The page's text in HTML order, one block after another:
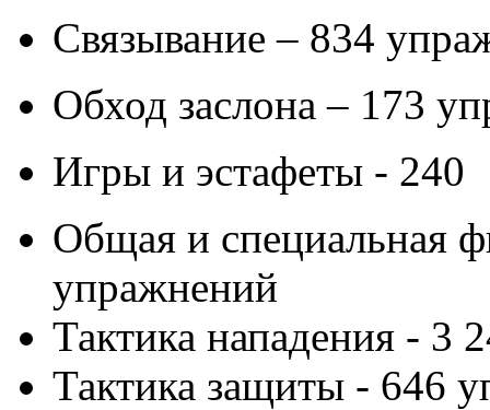
Связывание – 834
Обход заслона – 173
Игры и эстафеты - 240
Общая и специальная
упражнений
Тактика нападения - 3
Тактика защиты - 646